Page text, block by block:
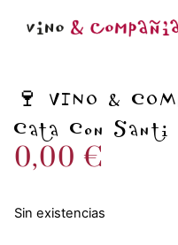
🍷 VINO &
Cata Con Santi
0,00 €
Sin existencias